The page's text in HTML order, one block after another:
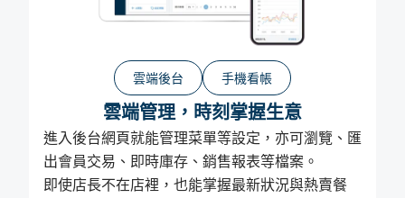
雲端後台 手機看帳
雲端管理，時刻掌握生意
進入後台網頁就能管理菜單等設定，亦可瀏覽、匯
出會員交易、即時庫存、銷售報表等檔案。
即使店長不在店裡，也能掌握最新狀況與熱賣餐